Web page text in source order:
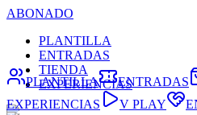
ABONADO
PLANTILLA
ENTRADAS
TIENDA
EXPERIENCIAS
PLANTILLA ENTRADAS
EXPERIENCIAS
V PLAY